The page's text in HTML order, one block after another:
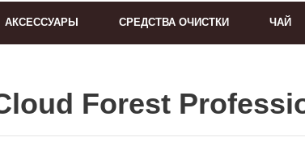
АКСЕССУАРЫ СРЕДСТВА ОЧИСТКИ ЧАЙ
Forest